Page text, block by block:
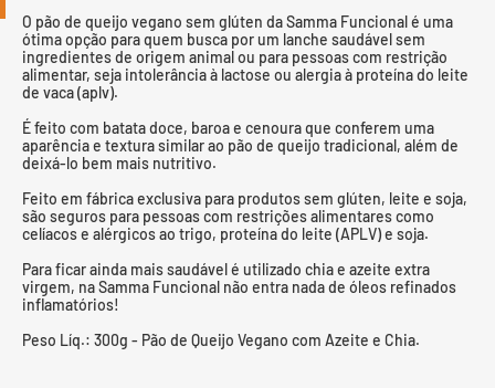
O pão de queijo vegano sem glúten da Samma Funcional é uma
ótima opção para quem busca por um lanche saudável sem
ingredientes de origem animal ou para pessoas com restrição
alimentar, seja intolerância à lactose ou alergia à proteína do leite
de vaca (aplv).
É feito com batata doce, baroa e cenoura que conferem uma
aparência e textura similar ao pão de queijo tradicional, além de
deixá-lo bem mais nutritivo.
Feito em fábrica exclusiva para produtos sem glúten, leite e soja,
são seguros para pessoas com restrições alimentares como
celíacos e alérgicos ao trigo, proteína do leite (APLV) e soja.
Para ficar ainda mais saudável é utilizado chia e azeite extra
virgem, na Samma Funcional não entra nada de óleos refinados
inflamatórios!
Peso Líq.: 300g - Pão de Queijo Vegano com Azeite e Chia.